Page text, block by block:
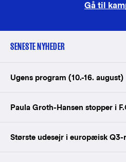
Gå til
SENESTE NYHEDER
Ugens program (10.-16. august)
Paula Groth-Hansen stopper i
Største udesejr i europæisk Q3-